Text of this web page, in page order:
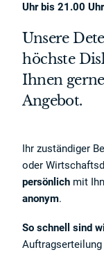
Uhr bis 21.00 Uhr
Unsere
höchste
Ihnen
Angebot.
Ihr zuständiger
oder
persönlich mit
anonym.
So schnell sind